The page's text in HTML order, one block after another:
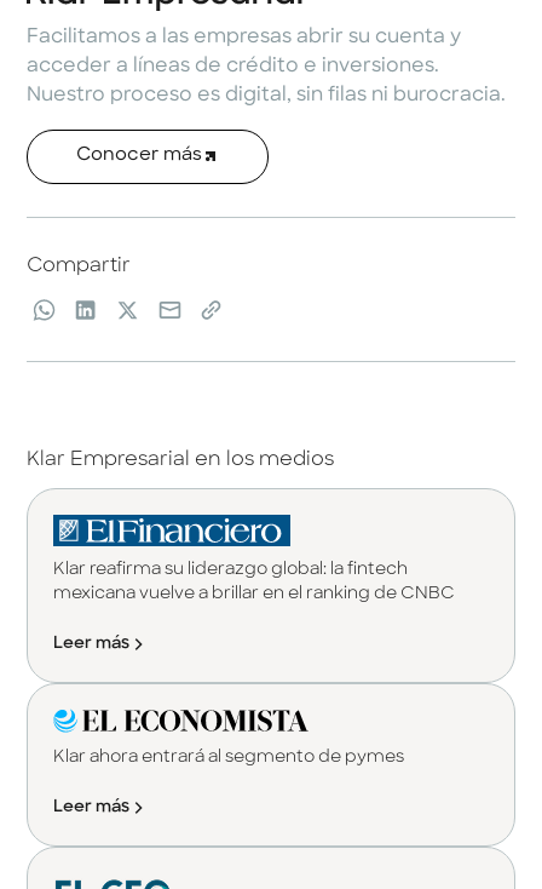
Facilitamos a las empresas abrir su cuenta y
acceder a líneas de crédito e inversiones.
Nuestro proceso es digital, sin filas ni burocracia.
Conocer más
Compartir
Klar Empresarial en los medios
Klar reafirma su liderazgo global: la fintech
mexicana vuelve a brillar en el ranking de CNBC
Leer más
Klar ahora entrará al segmento de pymes
Leer más